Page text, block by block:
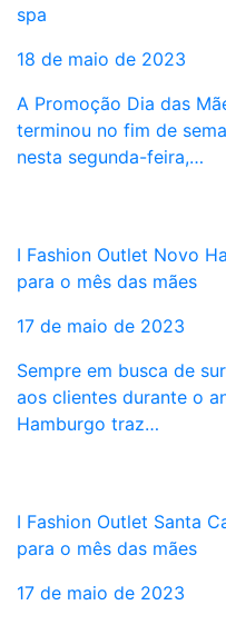
spa
18 de maio de 2023
A Promoção Dia das
terminou no fim de
nesta segunda-feira,…
I Fashion Outlet Novo
para o mês das mães
17 de maio de 2023
Sempre em busca de
aos clientes durante o
Hamburgo traz…
I Fashion Outlet Santa
para o mês das mães
17 de maio de 2023